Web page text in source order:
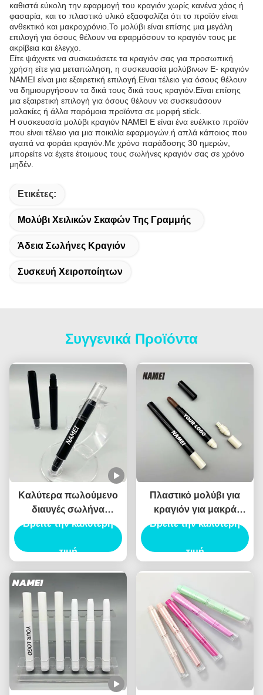
καθιστά εύκολη την εφαρμογή του κραγιόν χωρίς κανένα χάος ή
φασαρία, και το πλαστικό υλικό εξασφαλίζει ότι το προϊόν είναι
ανθεκτικό και μακροχρόνιο.Το μολύβι είναι επίσης μια μεγάλη
επιλογή για όσους θέλουν να εφαρμόσουν το κραγιόν τους με
ακρίβεια και έλεγχο.
Είτε ψάχνετε να συσκευάσετε τα κραγιόν σας για προσωπική
χρήση είτε για μεταπώληση, η συσκευασία μολύβινων E- κραγιόν
NAMEI είναι μια εξαιρετική επιλογή.Είναι τέλειο για όσους θέλουν
να δημιουργήσουν τα δικά τους δικά τους κραγιόν.Είναι επίσης
μια εξαιρετική επιλογή για όσους θέλουν να συσκευάσουν
μαλακίες ή άλλα παρόμοια προϊόντα σε μορφή stick.
Η συσκευασία μολύβι κραγιόν NAMEI E είναι ένα ευέλικτο προϊόν
που είναι τέλειο για μια ποικιλία εφαρμογών.ή απλά κάποιος που
αγαπά να φοράει κραγιόν.Με χρόνο παράδοσης 30 ημερών,
μπορείτε να έχετε έτοιμους τους σωλήνες κραγιόν σας σε χρόνο
μηδέν.
Ετικέτες:
Μολύβι Χειλικών Σκαφών Της Γραμμής
Άδεια Σωλήνες Κραγιόν
Συσκευή Χειροποίητων
Συγγενικά Προϊόντα
Καλύτερα πωλούμενο
διαυγές σωλήνα
κραγιόν μαύρο
συσκευασία δοχείο με
Βρείτε την καλύτερη
τιμή
Πλαστικό μολύβι για
κραγιόν για μακρά
χρήση
Βρείτε την καλύτερη
τιμή